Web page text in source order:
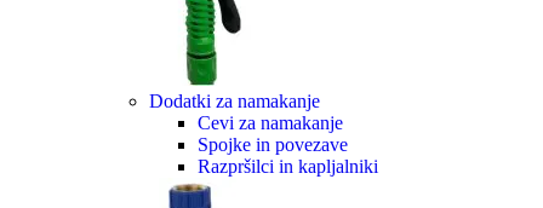
Dodatki za namakanje
Cevi za namakanje
Spojke in povezave
Razpršilci in kapljalniki